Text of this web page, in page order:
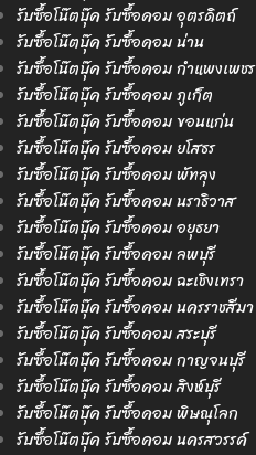
รับซื้อโน๊ตบุ๊ค รับซื้อคอม อุตรดิตถ์
รับซื้อโน๊ตบุ๊ค รับซื้อคอม น่าน
รับซื้อโน๊ตบุ๊ค รับซื้อคอม กำแพงเพชร
รับซื้อโน๊ตบุ๊ค รับซื้อคอม ภูเก็ต
รับซื้อโน๊ตบุ๊ค รับซื้อคอม ขอนแก่น
รับซื้อโน๊ตบุ๊ค รับซื้อคอม ยโสธร
รับซื้อโน๊ตบุ๊ค รับซื้อคอม พัทลุง
รับซื้อโน๊ตบุ๊ค รับซื้อคอม นราธิวาส
รับซื้อโน๊ตบุ๊ค รับซื้อคอม อยุธยา
รับซื้อโน๊ตบุ๊ค รับซื้อคอม ลพบุรี
รับซื้อโน๊ตบุ๊ค รับซื้อคอม ฉะเชิงเทรา
รับซื้อโน๊ตบุ๊ค รับซื้อคอม นครราชสีมา
รับซื้อโน๊ตบุ๊ค รับซื้อคอม สระบุรี
รับซื้อโน๊ตบุ๊ค รับซื้อคอม กาญจนบุรี
รับซื้อโน๊ตบุ๊ค รับซื้อคอม สิงห์บุรี
รับซื้อโน๊ตบุ๊ค รับซื้อคอม พิษณุโลก
รับซื้อโน๊ตบุ๊ค รับซื้อคอม นครสวรรค์